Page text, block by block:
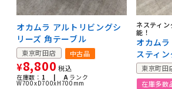
オカムラ アルトリビングシ
リーズ 角テーブル
東京町田店 中古品
¥8,800 税込
在庫数： 1 | A ランク
W700xD700xH700mm
ネスティ
能！
オカム
スティ
東京町田
在庫多数